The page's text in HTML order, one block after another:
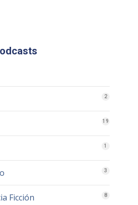
2
19
1
3
Ficción 8